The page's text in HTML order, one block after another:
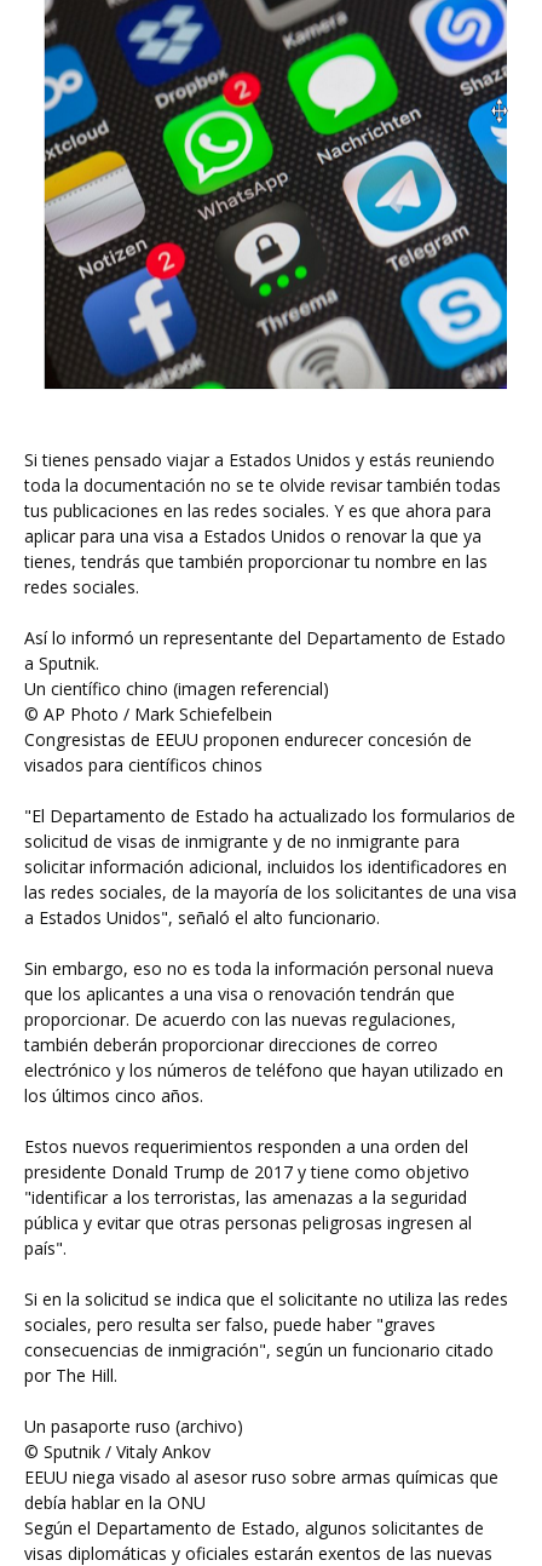
Si tienes pensado viajar a Estados Unidos y estás reuniendo
toda la documentación no se te olvide revisar también todas
tus publicaciones en las redes sociales. Y es que ahora para
aplicar para una visa a Estados Unidos o renovar la que ya
tienes, tendrás que también proporcionar tu nombre en las
redes sociales.
Así lo informó un representante del Departamento de Estado
a Sputnik.
Un científico chino (imagen referencial)
© AP Photo / Mark Schiefelbein
Congresistas de EEUU proponen endurecer concesión de
visados para científicos chinos
"El Departamento de Estado ha actualizado los formularios de
solicitud de visas de inmigrante y de no inmigrante para
solicitar información adicional, incluidos los identificadores en
las redes sociales, de la mayoría de los solicitantes de una visa
a Estados Unidos", señaló el alto funcionario.
Sin embargo, eso no es toda la información personal nueva
que los aplicantes a una visa o renovación tendrán que
proporcionar. De acuerdo con las nuevas regulaciones,
también deberán proporcionar direcciones de correo
electrónico y los números de teléfono que hayan utilizado en
los últimos cinco años.
Estos nuevos requerimientos responden a una orden del
presidente Donald Trump de 2017 y tiene como objetivo
"identificar a los terroristas, las amenazas a la seguridad
pública y evitar que otras personas peligrosas ingresen al
país".
Si en la solicitud se indica que el solicitante no utiliza las redes
sociales, pero resulta ser falso, puede haber "graves
consecuencias de inmigración", según un funcionario citado
por The Hill.
Un pasaporte ruso (archivo)
© Sputnik / Vitaly Ankov
EEUU niega visado al asesor ruso sobre armas químicas que
debía hablar en la ONU
Según el Departamento de Estado, algunos solicitantes de
visas diplomáticas y oficiales estarán exentos de las nuevas